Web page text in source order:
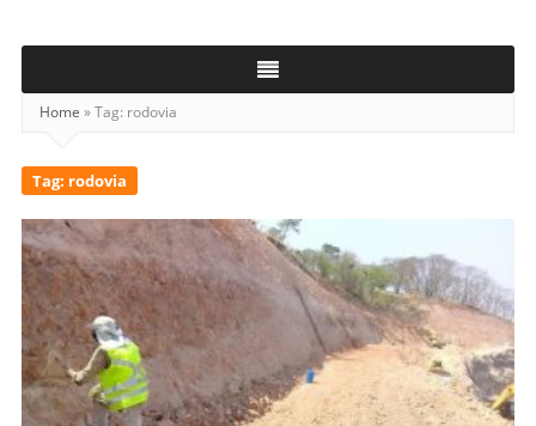
Notícias
Home »Tag: rodovia
Tag: rodovia